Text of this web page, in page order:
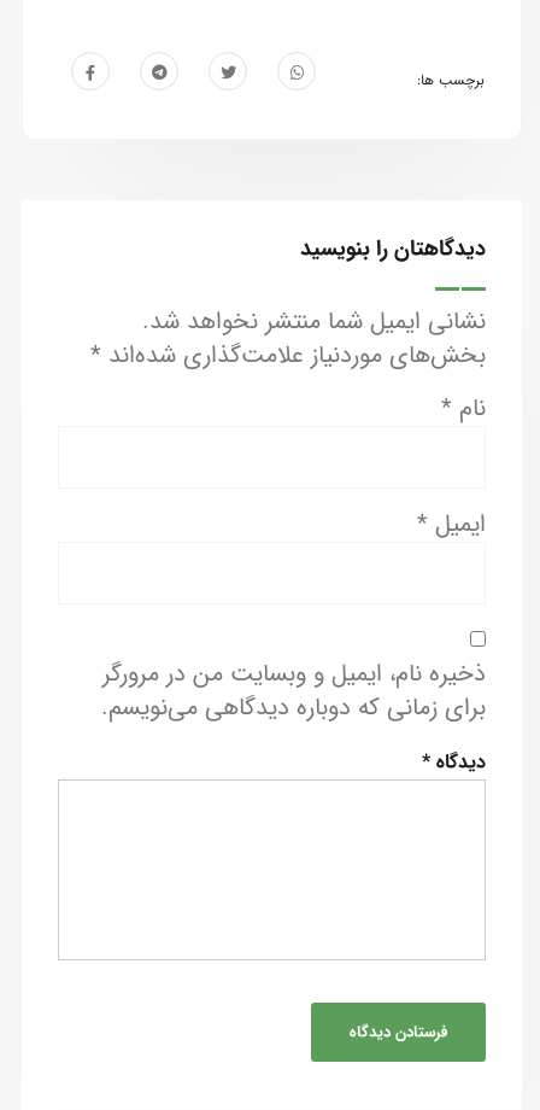
برچسب ها:
دیدگاهتان را بنویسید
نشانی ایمیل شما منتشر نخواهد شد.
بخش‌های موردنیاز علامت‌گذاری شده‌اند *
نام *
ایمیل *
ذخیره نام، ایمیل و وبسایت من در مرورگر
برای زمانی که دوباره دیدگاهی می‌نویسم.
دیدگاه*